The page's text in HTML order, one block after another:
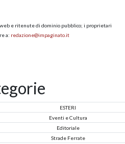
e ritenute di dominio pubblico; i proprietari
a: redazione@impaginato.it
ESTERI
Eventi e Cultura
Editoriale
Strade Ferrate